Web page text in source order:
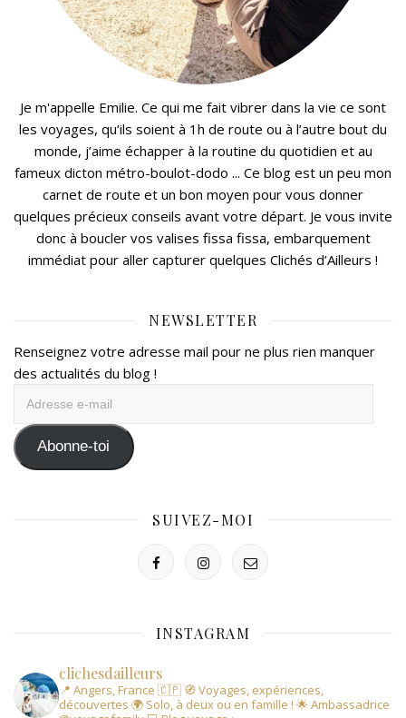
Je m'appelle Emilie. Ce qui me fait vibrer dans la vie ce sont
les voyages, qu’ils soient à 1h de route ou à l’autre bout du
monde, j’aime échapper à la routine du quotidien et au
fameux dicton métro-boulot-dodo ... Ce blog est un peu mon
carnet de route et un bon moyen pour vous donner
quelques précieux conseils avant votre départ. Je vous invite
donc à boucler vos valises fissa fissa, embarquement
immédiat pour aller capturer quelques Clichés d’Ailleurs !
NEWSLETTER
Renseignez votre adresse mail pour ne plus rien manquer
des actualités du blog !
mail Abonne-toi
SUIVEZ-MOI
INSTAGRAM
clichesdailleurs
📍 Angers, France 🇨🇵 🧭 Voyages, expériences,
découvertes 🌍 Solo, à deux ou en famille ! 🌟 Ambassadrice